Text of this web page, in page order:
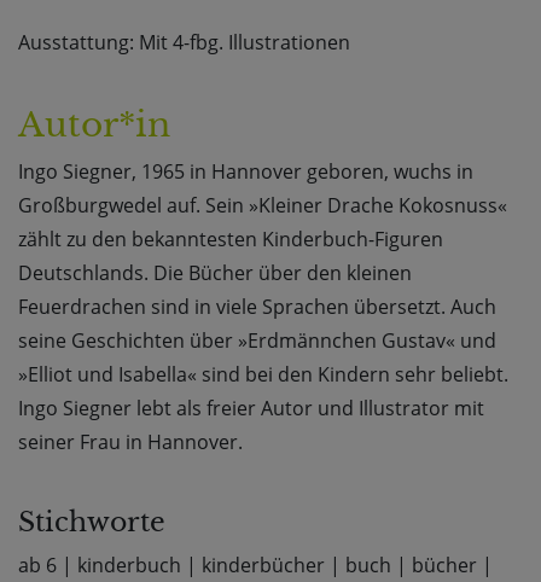
Ausstattung: Mit 4-fbg. Illustrationen
Autor*in
Ingo Siegner, 1965 in Hannover geboren, wuchs in
Großburgwedel auf. Sein »Kleiner Drache Kokosnuss«
zählt zu den bekanntesten Kinderbuch-Figuren
Deutschlands. Die Bücher über den kleinen
Feuerdrachen sind in viele Sprachen übersetzt. Auch
seine Geschichten über »Erdmännchen Gustav« und
»Elliot und Isabella« sind bei den Kindern sehr beliebt.
Ingo Siegner lebt als freier Autor und Illustrator mit
seiner Frau in Hannover.
Stichworte
ab 6 | kinderbuch | kinderbücher | buch | bücher |